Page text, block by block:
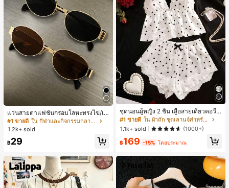
แว่นสายตาแฟชั่นกรอบโลหะทรงไข่/เห
ลี่ยมสำหรับผู้หญิง (กรอบครึ่ง), เหมาะ
สำหรับใส่ในชีวิตประจำวันและกิจกรรม
#1 ขายดี
ใน กีฬาและกิจกรรมกลางแจ้ง
1.2k+ sold
฿29
ชุดนอนผู้หญิง 2 ชิ้น เสื้อสายเดี่ยวคอวีลู
กไม้ พร้อมกางเกงขาสั้นแต่งลูกไม้ แต่ง
โบว์ที่เอว ชุดลำลองผู้หญิงนุ่มสบายน่ารั
ก สไตล์เอสเธติก
#1 ขายดี
ใน ผ้าถัก ชุดเลานจ์สำหรับผู้หญิง
1.1k+ sold
(1000+)
฿169 -15% โดยประมาณ